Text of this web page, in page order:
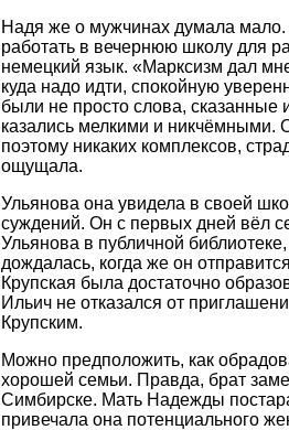
Надя же о мужчинах думала мало.
работать в вечернюю школу для
немецкий язык. «Марксизм дал
куда надо идти, спокойную
были не просто слова,
казались мелкими и никчёмными.
поэтому никаких комплексов,
ощущала.
Ульянова она увидела в своей
суждений. Он с первых дней вёл
Ульянова в публичной
дождалась, когда же он
Крупская была достаточно
Ильич не отказался от
Крупским.
Можно предположить, как
хорошей семьи. Правда, брат
Симбирске. Мать Надежды
привечала она потенциального